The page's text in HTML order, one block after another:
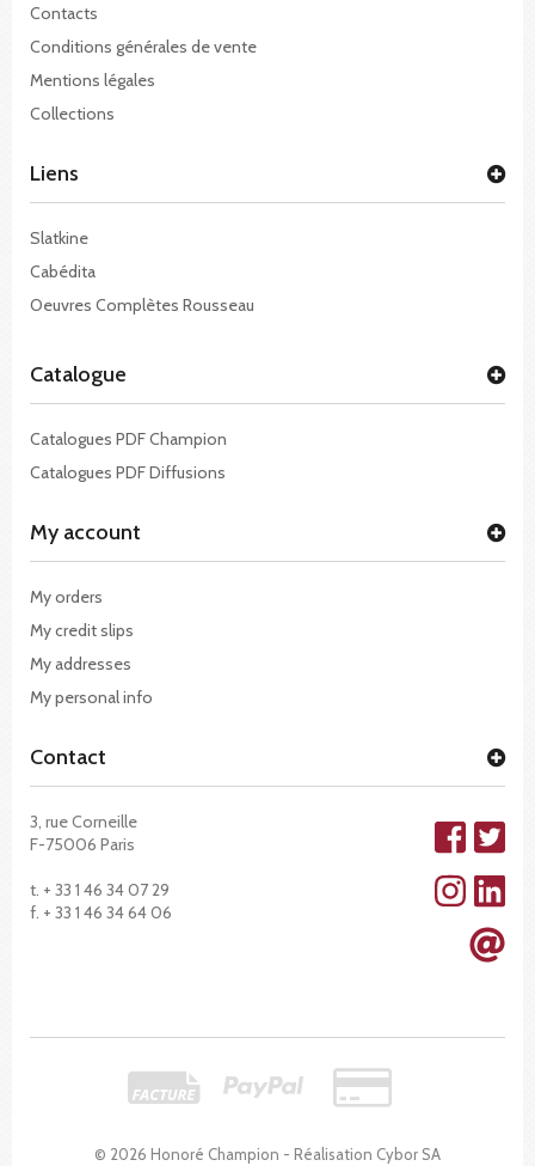
Contacts
Conditions générales de vente
Mentions légales
Collections
© 2026 Honoré Champion - Réalisation Cybor SA
Liens
Slatkine
Cabédita
Oeuvres Complètes Rousseau
Catalogue
Catalogues PDF Champion
Catalogues PDF Diffusions
My account
My orders
My credit slips
My addresses
My personal info
Contact
3, rue Corneille
F-75006 Paris
t. + 33 1 46 34 07 29
f. + 33 1 46 34 64 06